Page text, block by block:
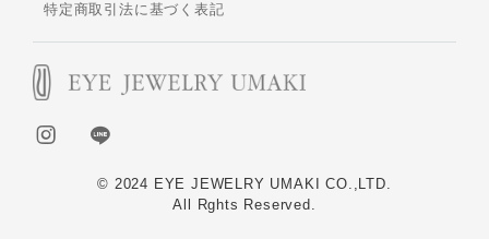
© 2024 EYE JEWELRY UMAKI CO.,LTD.
All Rghts Reserved.
特定商取引法に基づく表記